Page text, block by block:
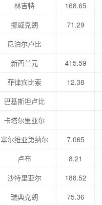
林吉特
168.65
挪威克朗
71.29
尼泊尔卢比
新西兰元
415.59
菲律宾比索
12.38
巴基斯坦卢比
卡塔尔里亚尔
塞尔维亚第纳尔
7.065
卢布
8.21
沙特里亚尔
188.52
瑞典克朗
75.36